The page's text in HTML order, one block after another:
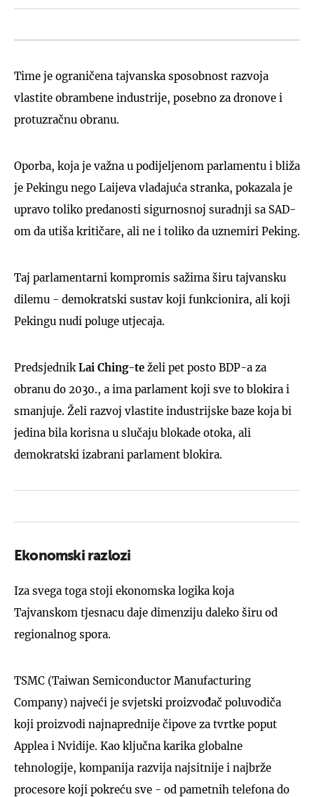
Time je ograničena tajvanska sposobnost razvoja
vlastite obrambene industrije, posebno za dronove i
protuzračnu obranu.
Oporba, koja je važna u podijeljenom parlamentu i bliža
je Pekingu nego Laijeva vladajuća stranka, pokazala je
upravo toliko predanosti sigurnosnoj suradnji sa SAD-
om da utiša kritičare, ali ne i toliko da uznemiri Peking.
Taj parlamentarni kompromis sažima širu tajvansku
dilemu - demokratski sustav koji funkcionira, ali koji
Pekingu nudi poluge utjecaja.
Predsjednik Lai Ching-te želi pet posto BDP-a za
obranu do 2030., a ima parlament koji sve to blokira i
smanjuje. Želi razvoj vlastite industrijske baze koja bi
jedina bila korisna u slučaju blokade otoka, ali
demokratski izabrani parlament blokira.
Ekonomski razlozi
Iza svega toga stoji ekonomska logika koja
Tajvanskom tjesnacu daje dimenziju daleko širu od
regionalnog spora.
TSMC (Taiwan Semiconductor Manufacturing
Company) najveći je svjetski proizvođač poluvodiča
koji proizvodi najnaprednije čipove za tvrtke poput
Applea i Nvidije. Kao ključna karika globalne
tehnologije, kompanija razvija najsitnije i najbrže
procesore koji pokreću sve - od pametnih telefona do